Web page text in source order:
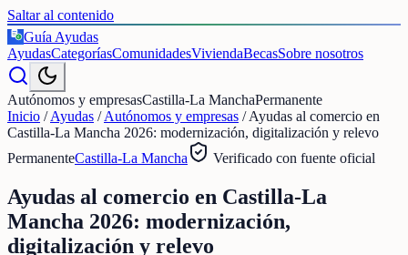
Saltar al contenido
€
Guía Ayudas
AyudasCategoríasComunidadesViviendaBecasSobre nosotros
Autónomos y empresasCastilla-La ManchaPermanente
Inicio /Ayudas /Autónomos y empresas /Ayudas al comercio en
Castilla-La Mancha 2026: modernización, digitalización y relevo
PermanenteCastilla-La Mancha Verificado con fuente oficial
Ayudas al comercio en Castilla-La
Mancha 2026: modernización,
digitalización y relevo